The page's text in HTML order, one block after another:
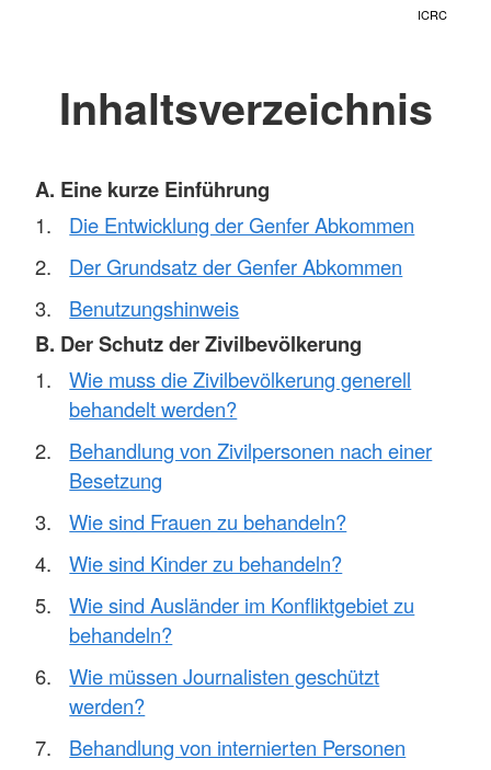
ICRC
Inhaltsverzeichnis
A. Eine kurze Einführung
Die Entwicklung der Genfer Abkommen
Der Grundsatz der Genfer Abkommen
Benutzungshinweis
B. Der Schutz der Zivilbevölkerung
Wie muss die Zivilbevölkerung generell
behandelt werden?
Behandlung von Zivilpersonen nach einer
Besetzung
Wie sind Frauen zu behandeln?
Wie sind Kinder zu behandeln?
Wie sind Ausländer im Konfliktgebiet zu
behandeln?
Wie müssen Journalisten geschützt
werden?
Behandlung von internierten Personen